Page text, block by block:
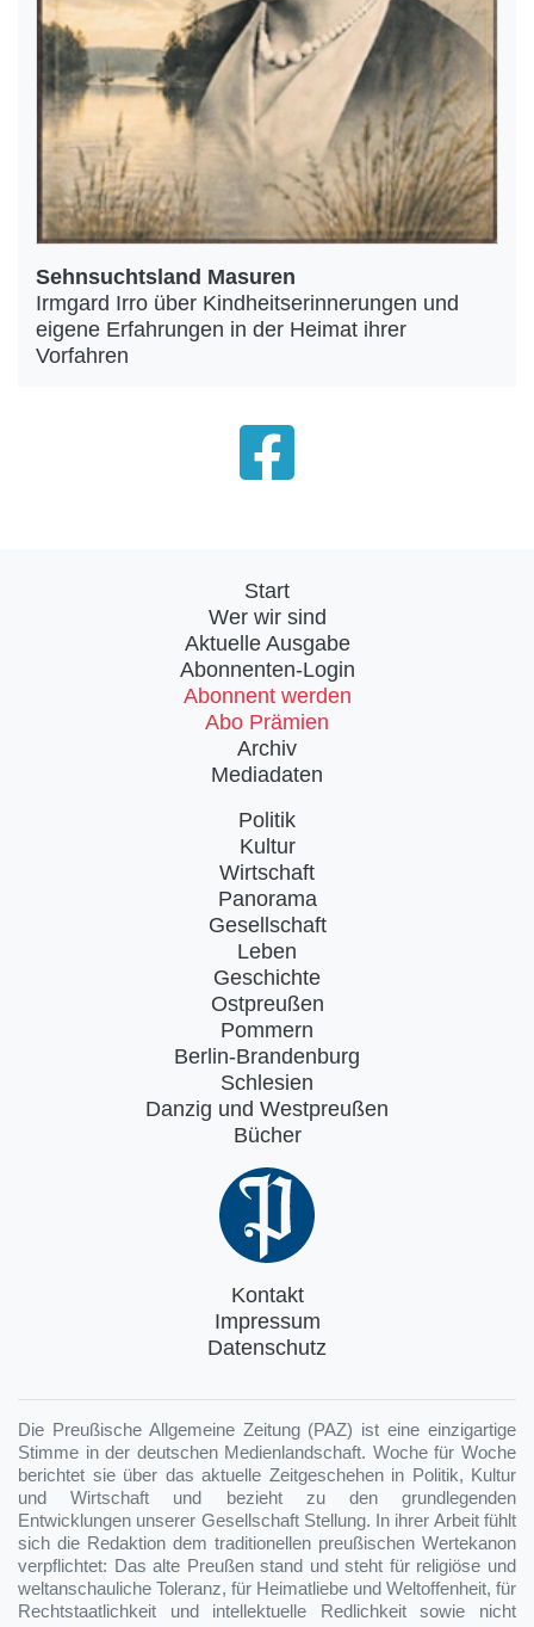
Sehnsuchtsland Masuren
Irmgard Irro über Kindheitserinnerungen und
eigene Erfahrungen in der Heimat ihrer
Vorfahren
Start
Wer wir sind
Aktuelle Ausgabe
Abonnenten-Login
Abonnent werden
Abo Prämien
Archiv
Mediadaten
Politik
Kultur
Wirtschaft
Panorama
Gesellschaft
Leben
Geschichte
Ostpreußen
Pommern
Berlin-Brandenburg
Schlesien
Danzig und Westpreußen
Bücher
Kontakt
Impressum
Datenschutz
Die Preußische Allgemeine Zeitung (PAZ) ist eine einzigartige
Stimme in der deutschen Medienlandschaft. Woche für Woche
berichtet sie über das aktuelle Zeitgeschehen in Politik, Kultur
und Wirtschaft und bezieht zu den grundlegenden
Entwicklungen unserer Gesellschaft Stellung. In ihrer Arbeit fühlt
sich die Redaktion dem traditionellen preußischen Wertekanon
verpflichtet: Das alte Preußen stand und steht für religiöse und
weltanschauliche Toleranz, für Heimatliebe und Weltoffenheit, für
Rechtstaatlichkeit und intellektuelle Redlichkeit sowie nicht